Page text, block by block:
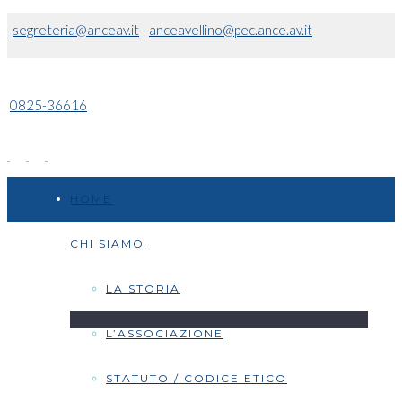
segreteria@anceav.it- anceavellino@pec.ance.av.it
0825-36616
CHI SIAMO
LA STORIA
L’ASSOCIAZIONE
STATUTO / CODICE ETICO